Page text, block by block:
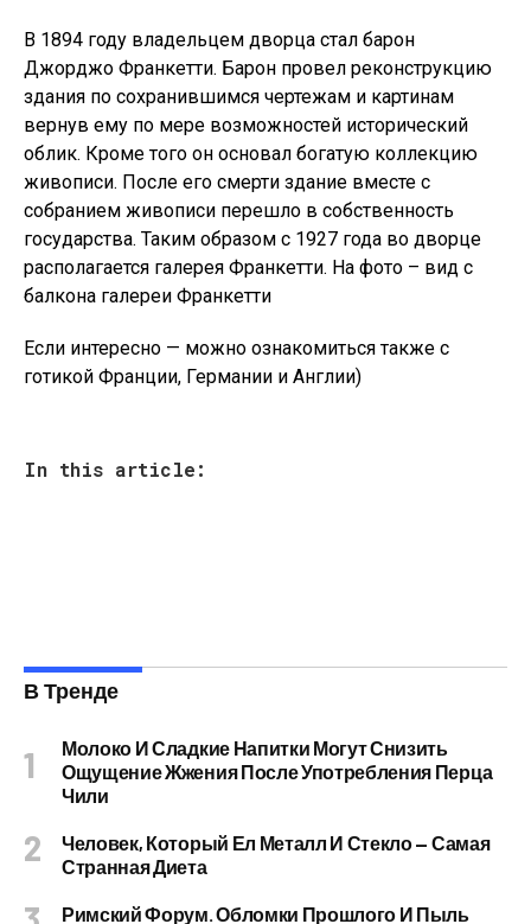
В 1894 году владельцем дворца стал барон
Джорджо Франкетти. Барон провел реконструкцию
здания по сохранившимся чертежам и картинам
вернув ему по мере возможностей исторический
облик. Кроме того он основал богатую коллекцию
живописи. После его смерти здание вместе с
собранием живописи перешло в собственность
государства. Таким образом с 1927 года во дворце
располагается галерея Франкетти. На фото – вид с
балкона галереи Франкетти
Если интересно — можно ознакомиться также с
готикой Франции, Германии и Англии)
In this article:
В Тренде
Молоко И Сладкие Напитки Могут Снизить
Ощущение Жжения После Употребления Перца
Чили
Человек, Который Ел Металл И Стекло — Самая
Странная Диета
Римский Форум. Обломки Прошлого И Пыль